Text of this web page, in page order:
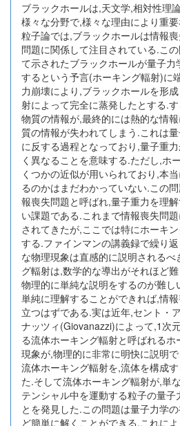
ブラックホールは,天文学,相対性理
様々な分野で,様々な理由により重
粒子論では,ブラックホールは情報
問題に関係して注目されている.こ
て示されたブラックホールが量子
するという予言(ホーキング輻射)に
力崩壊により,ブラックホールを形
射によって完全に蒸発したとする.
物質の情報が,最終的には熱的な情
質の情報が失われてしまう.これは
に反する過程となっており,量子重
く異なることを意味する.ただし,ホ
くつかの近似が用いられており,本
るのかはまだわかっていない.この
報喪失問題と呼ばれ,量子重力を理
い課題である.これまで情報喪失問
されてきたが,ここでは特にホーキ
する.ファインマンの講義録で繰り
な物理現象は直感的に説明される
グ輻射は,数学的な導出がそれほど
物理的に単純な説明をするのが難
単純に理解することができれば,情
立つはずである.実は近年,セント・
ナッツィ(Giovanazzi)によって,1次
る流体ホーキング輻射と呼ばれる
現象が,物理的に非常に明快に説明
流体ホーキング輻射を,流体を構成
た.そして流体ホーキング輻射が,単
テンシャル中を運動する粒子の量子
とを発見した.この問題は量子力学
ど簡単に解くことができる.これに